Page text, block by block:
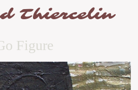
Thiercelin
Figure